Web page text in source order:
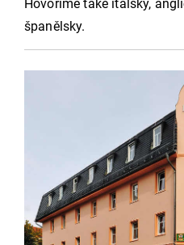
Hovoříme také italsky,
španělsky.